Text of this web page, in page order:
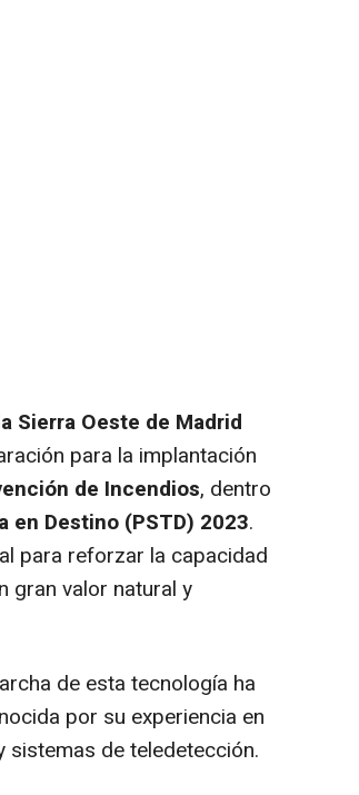
Sierra Oeste de Madrid
para la implantación
de Incendios, dentro
Destino (PSTD) 2023.
para reforzar la capacidad
gran valor natural y
de esta tecnología ha
por su experiencia en
sistemas de teledetección.